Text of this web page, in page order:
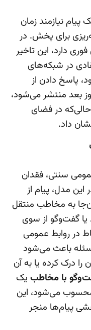
پیام نیازمند زمان
برای پخش. در
دارد، این تاخیر
در شبکه‌های
پاسخ دادن از
بعد منتشر می‌شود،
در فضای
داد.
سنتی، فقدان
مدل، پیام از
به مخاطب منتقل
یا گفت‌وگو از سوی
در روابط عمومی
باعث می‌شود
را درک کرده یا به آن
با مخاطبیک
می‌شود، این
پیام‌ها منجر